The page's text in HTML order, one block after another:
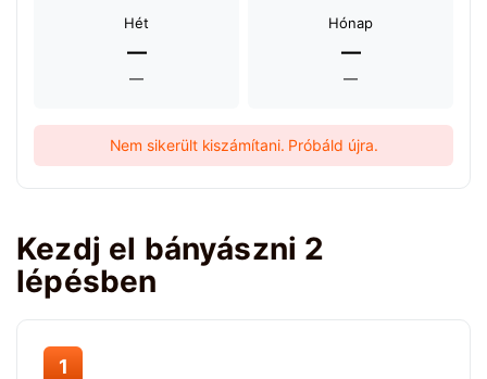
Hét
—
—
Hónap
—
—
Nem sikerült kiszámítani. Próbáld újra.
Kezdj el bányászni 2
lépésben
1